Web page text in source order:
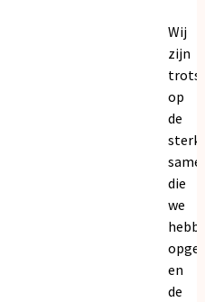
Wij
zijn
trots
op
de
die
we
en
de